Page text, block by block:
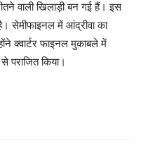
वाली खिलाड़ी बन गई हैं। इस
सेमीफाइनल में आंद्रीवा का
क्वार्टर फाइनल मुकाबले में
पराजित किया।